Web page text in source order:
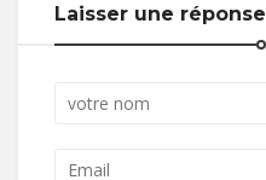
Laisser une réponse